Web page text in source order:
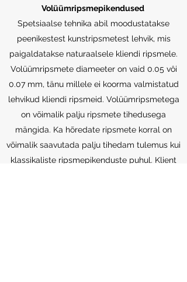
Volüümripsmepikendused
Spetsiaalse tehnika abil moodustatakse
peenikestest kunstripsmetest lehvik, mis
paigaldatakse naturaalsele kliendi ripsmele.
Volüümripsmete diameeter on vaid 0.05 vôi
0.07 mm, tänu millele ei koorma valmistatud
lehvikud kliendi ripsmeid. Volüümripsmetega
on võimalik palju ripsmete tihedusega
mängida. Ka hõredate ripsmete korral on
võimalik saavutada palju tihedam tulemus kui
klassikaliste ripsmepikenduste puhul. Klient